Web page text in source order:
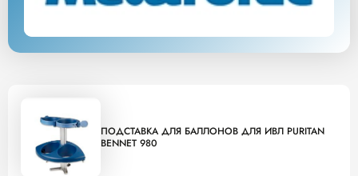
ПОДСТАВКА ДЛЯ БАЛЛОНОВ ДЛЯ ИВЛ PURITAN
BENNET 980